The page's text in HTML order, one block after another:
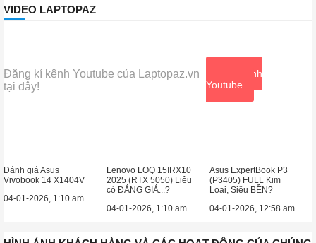
VIDEO LAPTOPAZ
Đăng kí kênh Youtube của Laptopaz.vn
tại đây!
Xem kênh
Youtube
Đánh giá Asus
Vivobook 14 X1404V
04-01-2026, 1:10 am
Lenovo LOQ 15IRX10
2025 (RTX 5050) Liệu
có ĐÁNG GIÁ...?
04-01-2026, 1:10 am
Asus ExpertBook P3
(P3405) FULL Kim
Loại, Siêu BỀN?
04-01-2026, 12:58 am